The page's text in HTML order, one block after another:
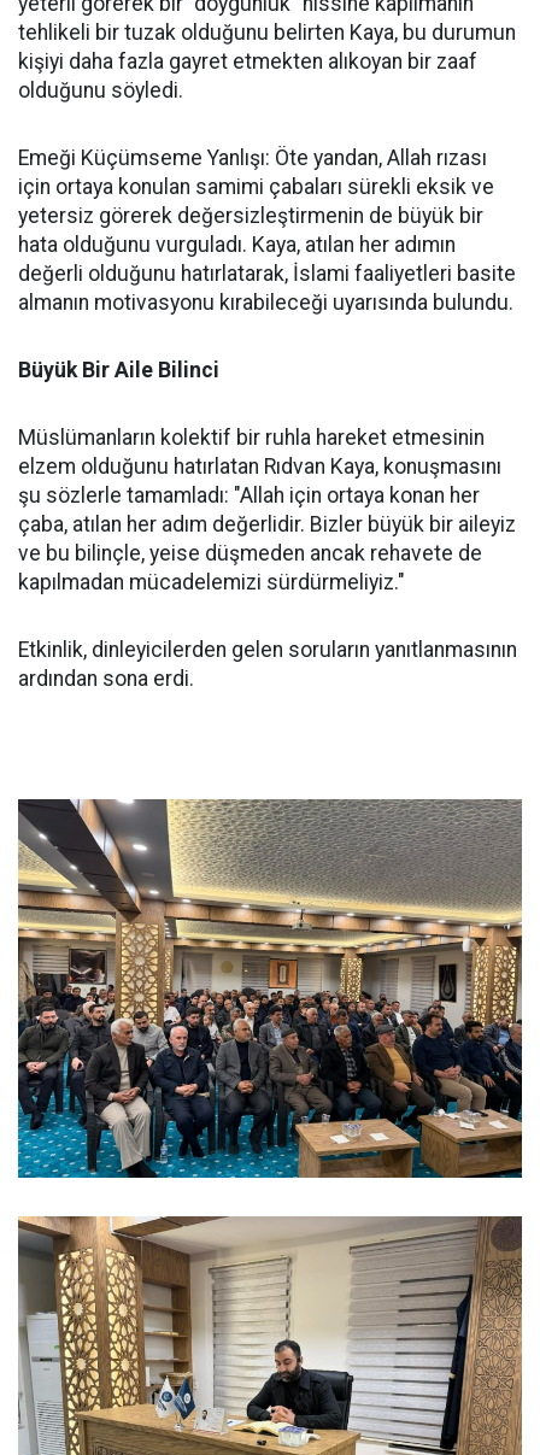
tehlikeli bir tuzak olduğunu belirten Kaya, bu durumun
kişiyi daha fazla gayret etmekten alıkoyan bir zaaf
olduğunu söyledi.
Emeği Küçümseme Yanlışı: Öte yandan, Allah rızası
için ortaya konulan samimi çabaları sürekli eksik ve
yetersiz görerek değersizleştirmenin de büyük bir
hata olduğunu vurguladı. Kaya, atılan her adımın
değerli olduğunu hatırlatarak, İslami faaliyetleri basite
almanın motivasyonu kırabileceği uyarısında bulundu.
Büyük Bir Aile Bilinci
Müslümanların kolektif bir ruhla hareket etmesinin
elzem olduğunu hatırlatan Rıdvan Kaya, konuşmasını
şu sözlerle tamamladı: "Allah için ortaya konan her
çaba, atılan her adım değerlidir. Bizler büyük bir aileyiz
ve bu bilinçle, yeise düşmeden ancak rehavete de
kapılmadan mücadelemizi sürdürmeliyiz."
Etkinlik, dinleyicilerden gelen soruların yanıtlanmasının
ardından sona erdi.